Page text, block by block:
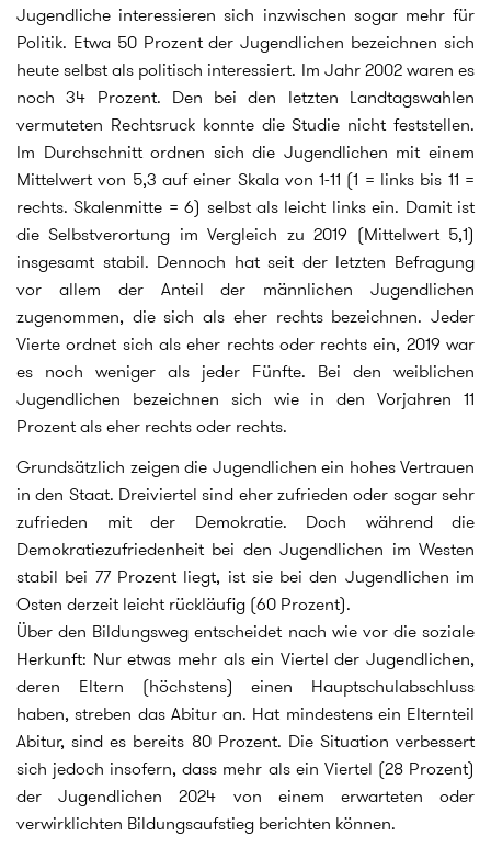
Jugendliche interessieren sich inzwischen sogar mehr für
Politik. Etwa 50 Prozent der Jugendlichen bezeichnen sich
heute selbst als politisch interessiert. Im Jahr 2002 waren es
noch 34 Prozent. Den bei den letzten Landtagswahlen
vermuteten Rechtsruck konnte die Studie nicht feststellen.
Im Durchschnitt ordnen sich die Jugendlichen mit einem
Mittelwert von 5,3 auf einer Skala von 1-11 (1 = links bis 11 =
rechts. Skalenmitte = 6) selbst als leicht links ein. Damit ist
die Selbstverortung im Vergleich zu 2019 (Mittelwert 5,1)
insgesamt stabil. Dennoch hat seit der letzten Befragung
vor allem der Anteil der männlichen Jugendlichen
zugenommen, die sich als eher rechts bezeichnen. Jeder
Vierte ordnet sich als eher rechts oder rechts ein, 2019 war
es noch weniger als jeder Fünfte. Bei den weiblichen
Jugendlichen bezeichnen sich wie in den Vorjahren 11
Prozent als eher rechts oder rechts.
Grundsätzlich zeigen die Jugendlichen ein hohes Vertrauen
in den Staat. Dreiviertel sind eher zufrieden oder sogar sehr
zufrieden mit der Demokratie. Doch während die
Demokratiezufriedenheit bei den Jugendlichen im Westen
stabil bei 77 Prozent liegt, ist sie bei den Jugendlichen im
Osten derzeit leicht rückläufig (60 Prozent).
Über den Bildungsweg entscheidet nach wie vor die soziale
Herkunft: Nur etwas mehr als ein Viertel der Jugendlichen,
deren Eltern (höchstens) einen Hauptschulabschluss
haben, streben das Abitur an. Hat mindestens ein Elternteil
Abitur, sind es bereits 80 Prozent. Die Situation verbessert
sich jedoch insofern, dass mehr als ein Viertel (28 Prozent)
der Jugendlichen 2024 von einem erwarteten oder
verwirklichten Bildungsaufstieg berichten können.